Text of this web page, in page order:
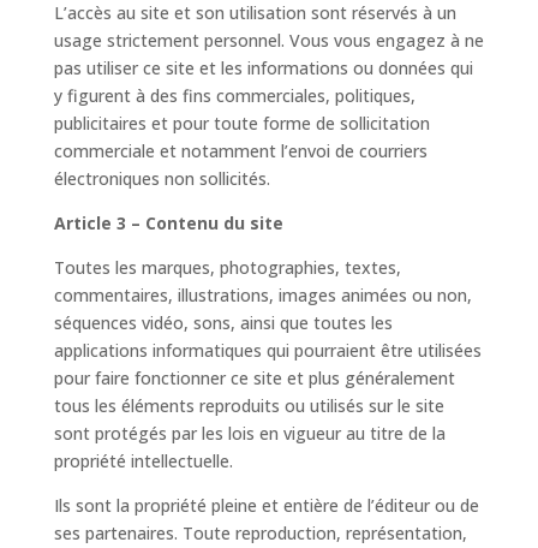
L’accès au site et son utilisation sont réservés à un
usage strictement personnel. Vous vous engagez à ne
pas utiliser ce site et les informations ou données qui
y figurent à des fins commerciales, politiques,
publicitaires et pour toute forme de sollicitation
commerciale et notamment l’envoi de courriers
électroniques non sollicités.
Article 3 – Contenu du site
Toutes les marques, photographies, textes,
commentaires, illustrations, images animées ou non,
séquences vidéo, sons, ainsi que toutes les
applications informatiques qui pourraient être utilisées
pour faire fonctionner ce site et plus généralement
tous les éléments reproduits ou utilisés sur le site
sont protégés par les lois en vigueur au titre de la
propriété intellectuelle.
Ils sont la propriété pleine et entière de l’éditeur ou de
ses partenaires. Toute reproduction, représentation,